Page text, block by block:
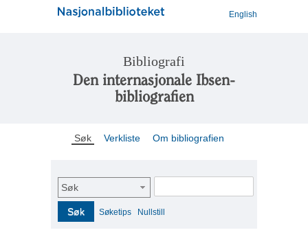
English
Bibliografi
Den internasjonale Ibsen-
bibliografien
Søk Verkliste Om bibliografien
Søk
Søk Søketips Nullstill